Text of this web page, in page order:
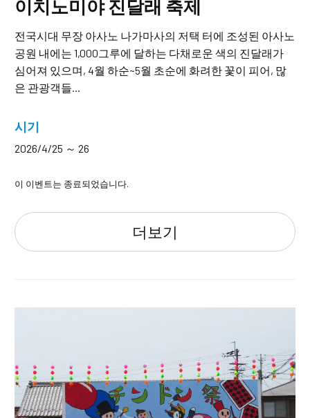
이치노미야 진달래 축제
전국시대 무장 아사노 나가마사의 저택 터에 조성된 아사노
공원 내에는 1,000그루에 달하는 다채로운 색의 진달래가
심어져 있으며, 4월 하순~5월 초순에 화려한 꽃이 피어, 많
은 관광객들...
시기
2026/4/25 ～ 26
이 이벤트는 종료되었습니다.
더보기